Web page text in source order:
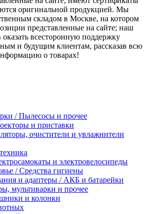
оригинальной продукцией. Мы
складом в Москве, на котором
представленные на сайте; наш
оказать всесторонную поддержку
и будущим клиентам, рассказав всю
о товарах!
/ Пылесосы и прочее
и приставки
очистители и увлажнители
и электровелосипеды
/ Средства гигиены
и адаптеры / АКБ и батарейки
мультиварки и прочее
и колонки